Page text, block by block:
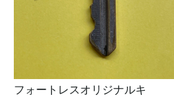
フォートレスオリジナルキ